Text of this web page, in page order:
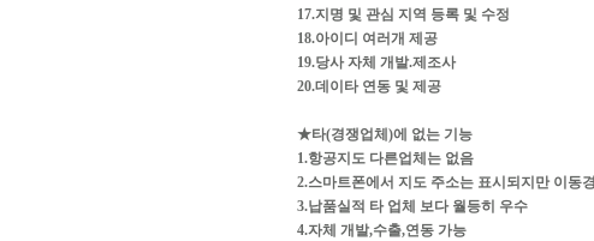
17.지명 및 관심 지역 등록 및 수정
18.아이디 여러개 제공
19.당사 자체 개발.제조사
20.데이타 연동 및 제공
★타(경쟁업체)에 없는 기능
1.항공지도 다른업체는 없음
2.스마트폰에서 지도 주소는 표시되지만 이동
3.납품실적 타 업체 보다 월등히 우수
4.자체 개발,수출,연동 가능